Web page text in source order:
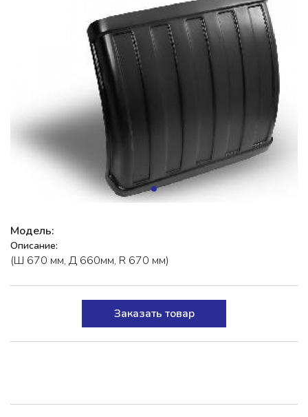
Модель:
Описание:
(Ш 670 мм, Д 660мм, R 670 мм)
Заказать товар